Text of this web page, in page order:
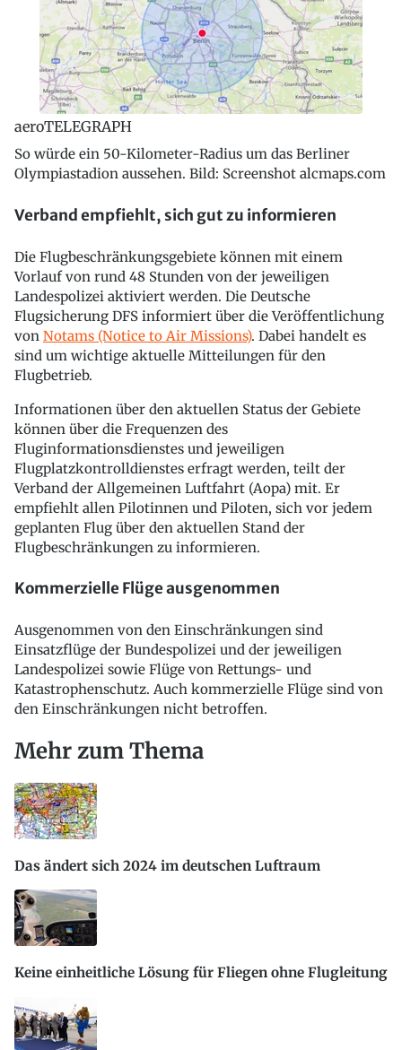
aeroTELEGRAPH
So würde ein 50-Kilometer-Radius um das Berliner
Olympiastadion aussehen. Bild: Screenshot alcmaps.com
Verband empfiehlt, sich gut zu informieren
Die Flugbeschränkungsgebiete können mit einem
Vorlauf von rund 48 Stunden von der jeweiligen
Landespolizei aktiviert werden. Die Deutsche
Flugsicherung DFS informiert über die Veröffentlichung
von Notams (Notice to Air Missions). Dabei handelt es
sind um wichtige aktuelle Mitteilungen für den
Flugbetrieb.
Informationen über den aktuellen Status der Gebiete
können über die Frequenzen des
Fluginformationsdienstes und jeweiligen
Flugplatzkontrolldienstes erfragt werden, teilt der
Verband der Allgemeinen Luftfahrt (Aopa) mit. Er
empfiehlt allen Pilotinnen und Piloten, sich vor jedem
geplanten Flug über den aktuellen Stand der
Flugbeschränkungen zu informieren.
Kommerzielle Flüge ausgenommen
Ausgenommen von den Einschränkungen sind
Einsatzflüge der Bundespolizei und der jeweiligen
Landespolizei sowie Flüge von Rettungs- und
Katastrophenschutz. Auch kommerzielle Flüge sind von
den Einschränkungen nicht betroffen.
Mehr zum Thema
Das ändert sich 2024 im deutschen Luftraum
Keine einheitliche Lösung für Fliegen ohne Flugleitung